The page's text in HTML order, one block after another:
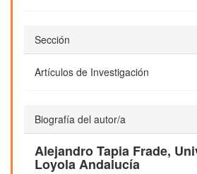
Sección
Artículos de Investigación
Biografía del autor/a
Alejandro Tapia Frade,
Loyola Andalucía